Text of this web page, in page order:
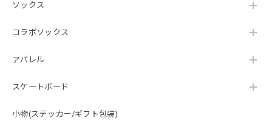
ソックス
コラボソックス
アパレル
スケートボード
小物(ステッカー/ギフト包装)